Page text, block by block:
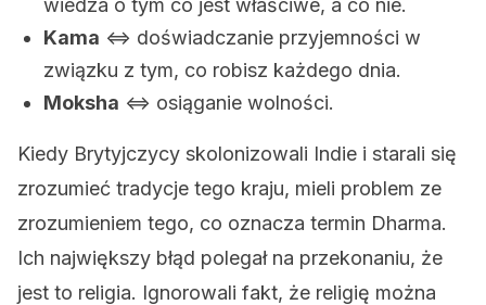
wiedza o tym co jest właściwe, a co nie.
Kama ⇔ doświadczanie przyjemności w
związku z tym, co robisz każdego dnia.
Moksha ⇔ osiąganie wolności.
Kiedy Brytyjczycy skolonizowali Indie i starali się
zrozumieć tradycje tego kraju, mieli problem ze
zrozumieniem tego, co oznacza termin Dharma.
Ich największy błąd polegał na przekonaniu, że
jest to religia. Ignorowali fakt, że religię można